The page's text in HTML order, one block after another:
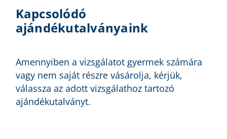
Kapcsolódó
ajándékutalványaink
Amennyiben a vizsgálatot gyermek számára
vagy nem saját részre vásárolja, kérjük,
válassza az adott vizsgálathoz tartozó
ajándékutalványt.